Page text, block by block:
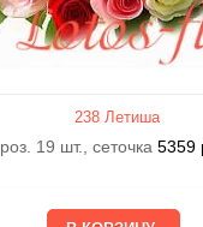
238 Летишa
роз. 19 шт., сеточка5359